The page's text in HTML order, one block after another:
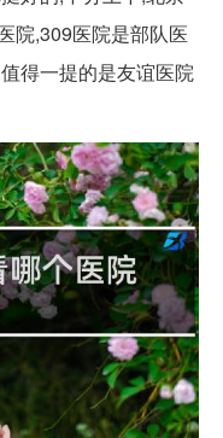
院,309医院是部队医
得一提的是友谊医院